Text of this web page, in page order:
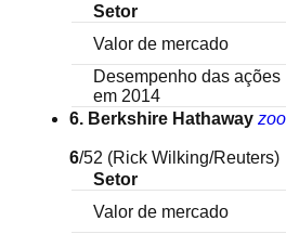
Setor
Valor de mercado
Desempenho das ações
em 2014
6. Berkshire Hathaway
6/52 (Rick Wilking/Reuters)
Setor
Valor de mercado